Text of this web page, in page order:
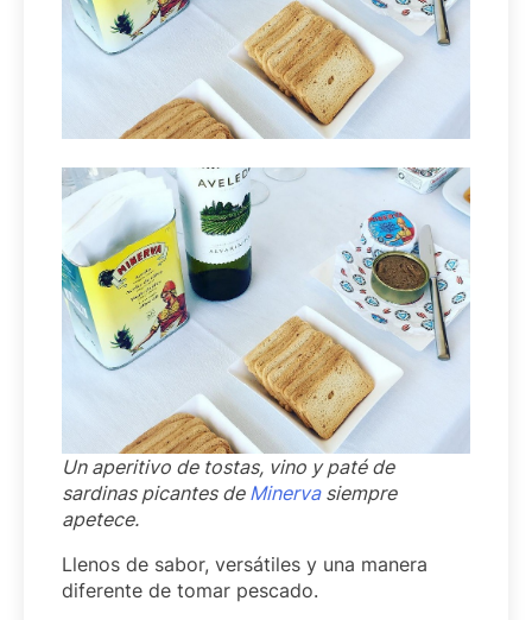
Un aperitivo de tostas, vino y paté de
sardinas picantes de Minervasiempre
apetece.
Llenos de sabor, versátiles y una manera
diferente de tomar pescado.